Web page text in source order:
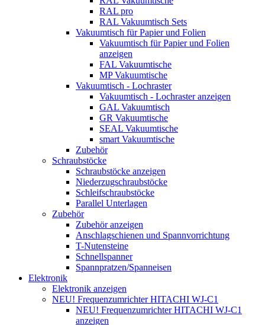
RAL pro
RAL Vakuumtisch Sets
Vakuumtisch für Papier und Folien
Vakuumtisch für Papier und Folien
anzeigen
FAL Vakuumtische
MP Vakuumtische
Vakuumtisch - Lochraster
Vakuumtisch - Lochraster anzeigen
GAL Vakuumtisch
GR Vakuumtische
SEAL Vakuumtische
smart Vakuumtische
Zubehör
Schraubstöcke
Schraubstöcke anzeigen
Niederzugschraubstöcke
Schleifschraubstöcke
Parallel Unterlagen
Zubehör
Zubehör anzeigen
Anschlagschienen und Spannvorrichtung
T-Nutensteine
Schnellspanner
Spannpratzen/Spanneisen
Elektronik
Elektronik anzeigen
NEU! Frequenzumrichter HITACHI WJ-C1
NEU! Frequenzumrichter HITACHI WJ-C1
anzeigen